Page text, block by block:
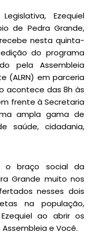
Ezequiel
de Pedra Grande,
nesta quinta-
do programa
pela Assembleia
(ALRN) em parceria
acontece das 8h às
frente à Secretaria
ampla gama de
saúde, cidadania,
o braço social da
Grande muito nos
nesses dois
na população,
ao abrir os
e Você.